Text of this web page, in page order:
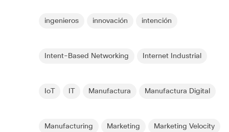
ingenieros innovación intención
Intent-Based Networking Internet Industrial
IoT Manufactura Manufactura Digital
Manufacturing Marketing Marketing Velocity